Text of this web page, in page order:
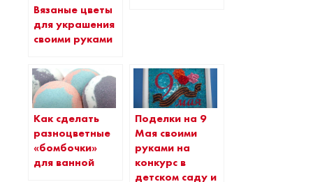
Вязаные цветы
для украшения
своими руками
Как сделать
разноцветные
«бомбочки»
для ванной
Поделки на 9
Мая своими
руками на
конкурс в
детском саду и